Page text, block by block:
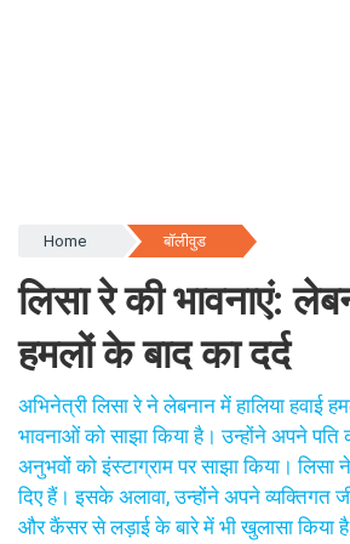
Home बॉलीवुड
लिसा रे की भावनाएं:
हमलों के बाद का दर्द
अभिनेत्री लिसा रे ने लेबनान में हालिया हवाई
भावनाओं को साझा किया है। उन्होंने अपने
अनुभवों को इंस्टाग्राम पर साझा किया।
दिए हैं। इसके अलावा, उन्होंने अपने व्यक्तिगत
और कैंसर से लड़ाई के बारे में भी खुलासा